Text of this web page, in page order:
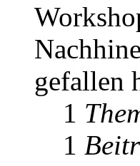
gefallen
1
1